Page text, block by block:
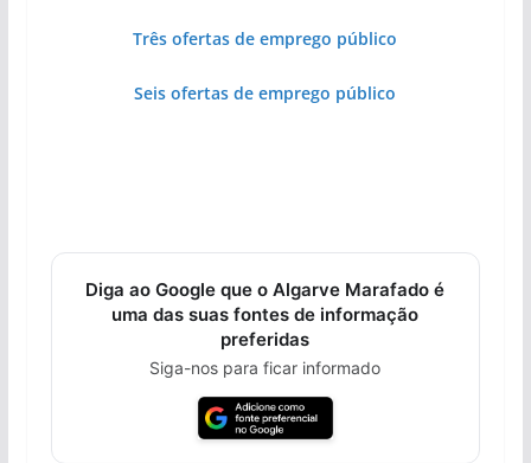
Três ofertas de emprego público
Seis ofertas de emprego público
Diga ao Google que o Algarve Marafado é
uma das suas fontes de informação
preferidas
Siga-nos para ficar informado